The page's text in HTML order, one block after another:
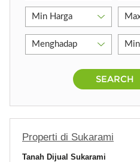
SEARCH
Properti di Sukarami
Tanah Dijual Sukarami